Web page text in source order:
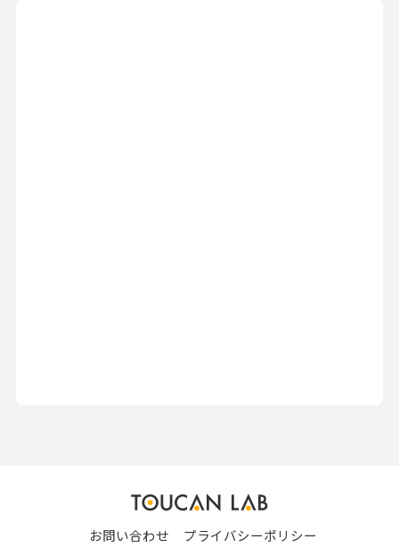
お問い合わせ プライバシーポリシー